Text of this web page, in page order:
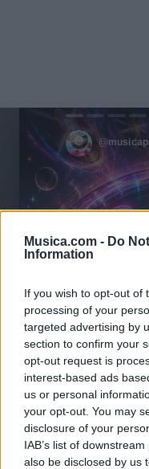
Musica.com - Do
Information
If you wish to opt-out of
processing of your
targeted advertising by
section to confirm your
opt-out request is
interest-based ads
us or personal
your opt-out. You may
disclosure of your
IAB’s list of
also be disclosed by us